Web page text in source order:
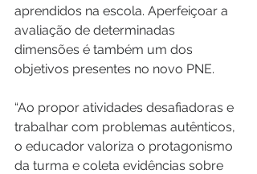
aprendidos na escola. Aperfeiçoar a
avaliação de determinadas
dimensões é também um dos
objetivos presentes no novo PNE.
“Ao propor atividades desafiadoras e
trabalhar com problemas autênticos,
o educador valoriza o protagonismo
da turma e coleta evidências sobre